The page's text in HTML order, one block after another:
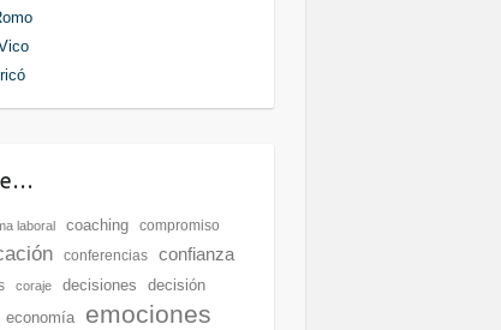
laboral coaching compromiso
conferencias confianza
coraje decisiones decisión
economía emociones